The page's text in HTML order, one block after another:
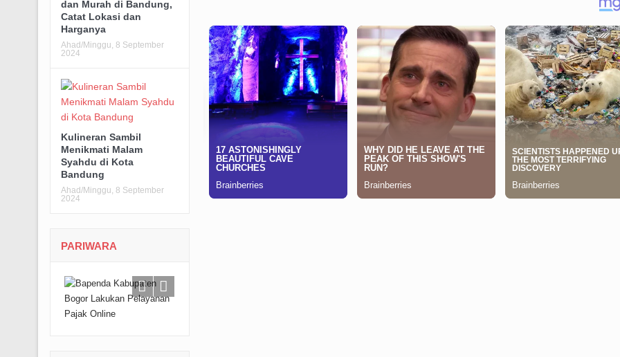
dan Murah di Bandung,
Catat Lokasi dan
Harganya
Ahad/Minggu, 8 September
2024
Kulineran Sambil
Menikmati Malam
Syahdu di Kota
Bandung
Ahad/Minggu, 8 September
2024
PARIWARA